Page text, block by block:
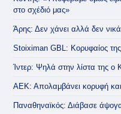
στο σχέδιό μας»
Άρης: Δεν χάνει αλλά δεν
Stoiximan GBL: Κορυφαίος
Ίντερ: Ψηλά στην λίστα της ο
ΑΕΚ: Απολαμβάνει κορυφή
Παναθηναϊκός: Διάβασε